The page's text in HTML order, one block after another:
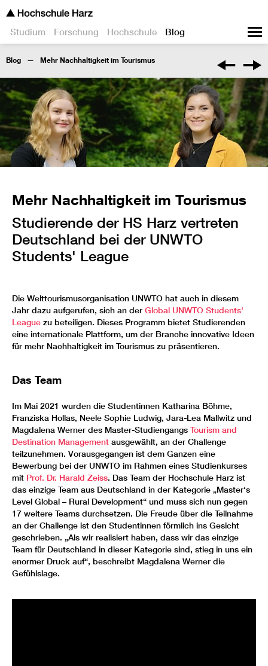
Studium Forschung Hochschule Blog
Blog Mehr Nachhaltigkeit im Tourismus
Mehr Nachhaltigkeit im Tourismus
Studierende der HS Harz vertreten
Deutschland bei der UNWTO
Students' League
Die Welttourismusorganisation UNWTO hat auch in diesem
Jahr dazu aufgerufen, sich an der Global UNWTO Students'
League zu beteiligen. Dieses Programm bietet Studierenden
eine internationale Plattform, um der Branche innovative Ideen
für mehr Nachhaltigkeit im Tourismus zu präsentieren.
Das Team
Im Mai 2021 wurden die Studentinnen Katharina Böhme,
Franziska Hollas, Neele Sophie Ludwig, Jara-Lea Mallwitz und
Magdalena Werner des Master-Studiengangs Tourism and
Destination Management ausgewählt, an der Challenge
teilzunehmen. Vorausgegangen ist dem Ganzen eine
Bewerbung bei der UNWTO im Rahmen eines Studienkurses
mit Prof. Dr. Harald Zeiss. Das Team der Hochschule Harz ist
das einzige Team aus Deutschland in der Kategorie „Master‘s
Level Global – Rural Development“ und muss sich nun gegen
17 weitere Teams durchsetzen. Die Freude über die Teilnahme
an der Challenge ist den Studentinnen förmlich ins Gesicht
geschrieben. „Als wir realisiert haben, dass wir das einzige
Team für Deutschland in dieser Kategorie sind, stieg in uns ein
enormer Druck auf“, beschreibt Magdalena Werner die
Gefühlslage.